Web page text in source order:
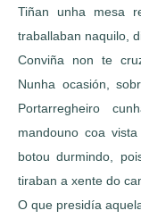
Tiñan unha mesa
traballaban naquilo,
Conviña non te
Nunha ocasión,
Portarregheiro
mandouno coa
botou durmindo,
tiraban a xente do
O que presidía